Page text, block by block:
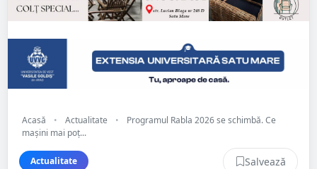
Acasă • Actualitate •
Programul Rabla 2026 se schimbă. Ce
mașini mai poț...
Actualitate Salvează